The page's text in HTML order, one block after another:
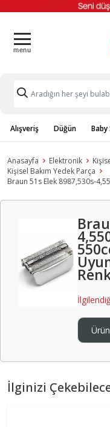
Alışveriş Düğün
Anasayfa Elektronik
Kişisel Bakım Yedek Parça
Braun 51s Elek 8987,530s-
İlginizi